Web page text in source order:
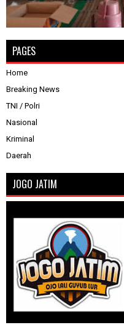
PAGES
Home
Breaking News
TNI / Polri
Nasional
Kriminal
Daerah
JOGO JATIM